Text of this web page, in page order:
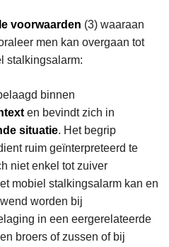
voorwaarden (3) waaraan
men kan overgaan tot
stalkingsalarm:
binnen
en bevindt zich in
situatie. Het begrip
ruim geïnterpreteerd te
niet enkel tot zuiver
mobiel stalkingsalarm kan en
worden bij
in een eergerelateerde
broers of zussen of bij